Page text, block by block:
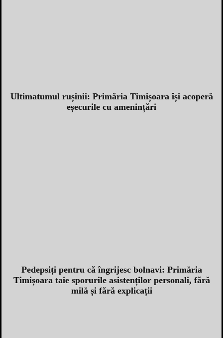
Ultimatumul rușinii: Primăria Timișoara își acoperă
eșecurile cu amenințări
Pedepsiți pentru că îngrijesc bolnavi: Primăria
Timișoara taie sporurile asistenților personali, fără
milă și fără explicații